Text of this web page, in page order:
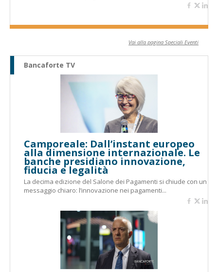
Vai alla pagina Speciali Eventi
Bancaforte TV
Camporeale: Dall’instant europeo
alla dimensione internazionale. Le
banche presidiano innovazione,
fiducia e legalità
La decima edizione del Salone dei Pagamenti si chiude con un
messaggio chiaro: l’innovazione nei pagamenti...